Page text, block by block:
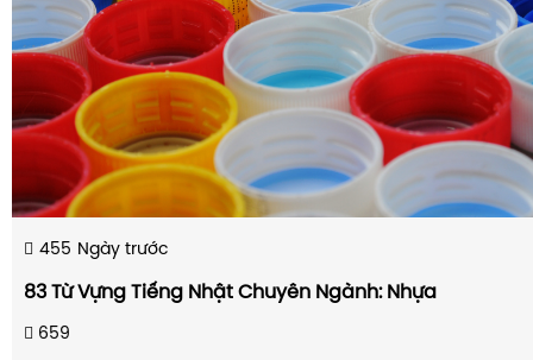
455 Ngày trước
83 Từ Vựng Tiếng Nhật Chuyên Ngành: Nhựa
659